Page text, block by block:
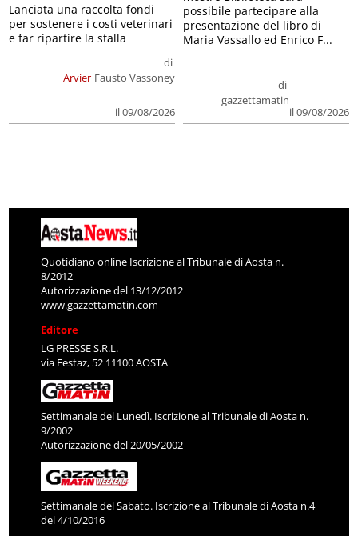
Arvier
di
Fausto Vassoney
il 09/08/2026
Lanciata una raccolta fondi
per sostenere i costi veterinari
e far ripartire la stalla
di
gazzettamatin
il 09/08/2026
possibile partecipare alla
presentazione del libro di
Maria Vassallo ed Enrico F...
Quotidiano online Iscrizione al Tribunale di Aosta n.
8/2012
Autorizzazione del 13/12/2012
www.gazzettamatin.com
Editore
LG PRESSE S.R.L.
via Festaz, 52 11100 AOSTA
Settimanale del Lunedì. Iscrizione al Tribunale di Aosta n.
9/2002
Autorizzazione del 20/05/2002
Settimanale del Sabato. Iscrizione al Tribunale di Aosta n.4
del 4/10/2016